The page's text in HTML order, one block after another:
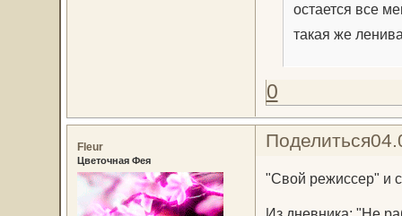
остается все
такая же
0
Поделиться
Fleur
Цветочная Фея
"Свой режиссер" и